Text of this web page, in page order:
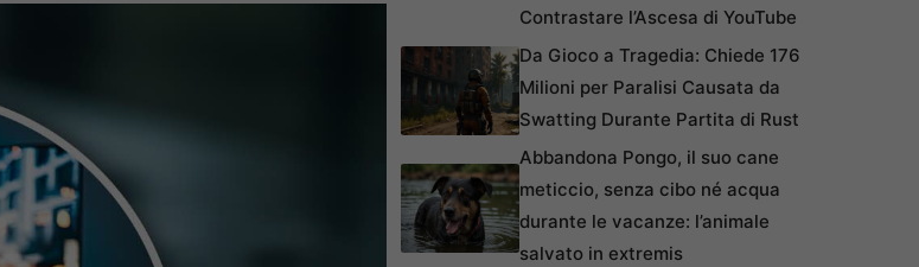
Contrastare l’Ascesa di YouTube
Da Gioco a Tragedia: Chiede 176
Milioni per Paralisi Causata da
Swatting Durante Partita di Rust
Abbandona Pongo, il suo cane
meticcio, senza cibo né acqua
durante le vacanze: l’animale
salvato in extremis